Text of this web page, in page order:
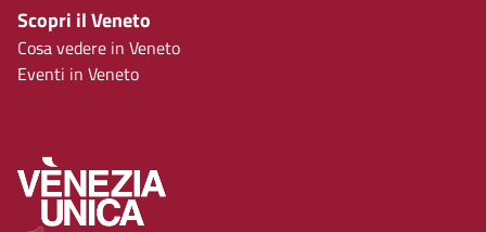
Scopri il Veneto
Cosa vedere in Veneto
Eventi in Veneto